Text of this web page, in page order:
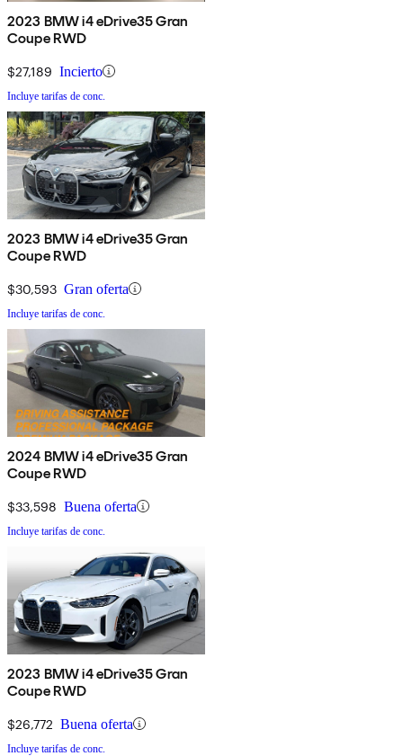
2023 BMW i4 eDrive35 Gran
Coupe RWD
$27,189 Incierto
Incluye tarifas de conc.
2023 BMW i4 eDrive35 Gran
Coupe RWD
$30,593 Gran oferta
Incluye tarifas de conc.
2024 BMW i4 eDrive35 Gran
Coupe RWD
$33,598 Buena oferta
Incluye tarifas de conc.
2023 BMW i4 eDrive35 Gran
Coupe RWD
$26,772 Buena oferta
Incluye tarifas de conc.